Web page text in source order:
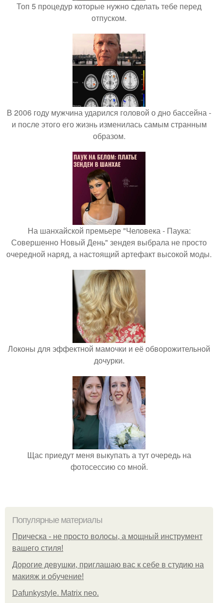
Топ 5 процедур которые нужно сделать тебе перед
отпуском.
В 2006 году мужчина ударился головой о дно бассейна -
и после этого его жизнь изменилась самым странным
образом.
На шанхайской премьере "Человека - Паука:
Совершенно Новый День" зендея выбрала не просто
очередной наряд, а настоящий артефакт высокой моды.
Локоны для эффектной мамочки и её обворожительной
дочурки.
Щас приедут меня выкупать а тут очередь на
фотосессию со мной.
Популярные материалы
Прическа - не просто волосы, а мощный инструмент
вашего стиля!
Дорогие девушки, приглашаю вас к себе в студию на
макияж и обучение!
Dafunkystyle. Matrix neo.